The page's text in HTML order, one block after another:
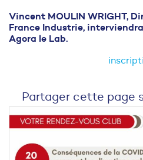
Vincent MOULIN WRIGHT,
France Industrie,
Agora le Lab.
Partager cette page